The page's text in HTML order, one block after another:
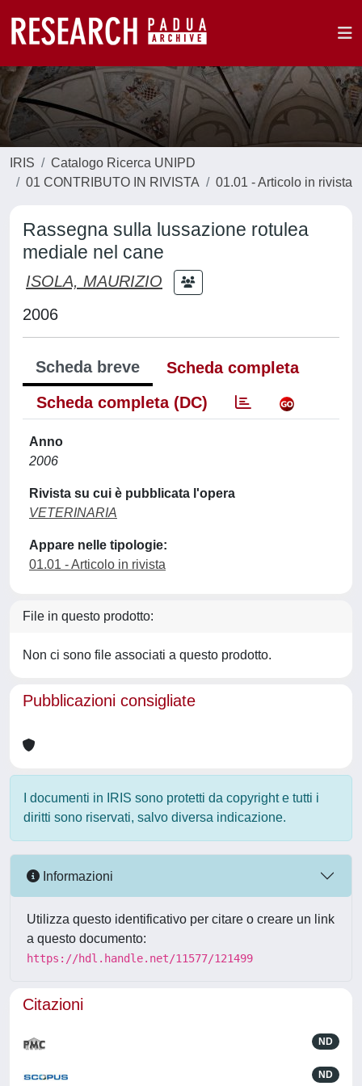
IRIS
Catalogo Ricerca UNIPD
01 CONTRIBUTO IN RIVISTA
01.01 - Articolo in rivista
Rassegna sulla lussazione rotulea
mediale nel cane
ISOLA, MAURIZIO
2006
Scheda breve
Scheda completa
Scheda completa (DC)
Anno
2006
Rivista su cui è pubblicata l'opera
VETERINARIA
Appare nelle tipologie:
01.01 - Articolo in rivista
File in questo prodotto:
Non ci sono file associati a questo prodotto.
Pubblicazioni consigliate
I documenti in IRIS sono protetti da copyright e tutti i
diritti sono riservati, salvo diversa indicazione.
Informazioni
Utilizza questo identificativo per citare o creare un link
a questo documento:
https://hdl.handle.net/11577/121499
Citazioni
ND
ND